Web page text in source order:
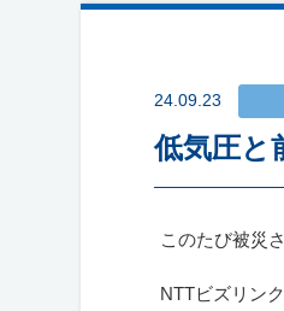
24.09.23
低気圧と
このたび被災
NTTビズリン